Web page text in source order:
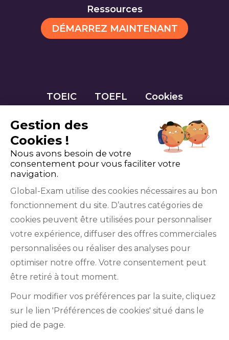
Ressources
DÉMARREZ MAINTENANT
TOEIC TOEFL Cookies
YouTube
institutions qui gèrent les examens officiels du
BRIGHT English, de l’IELTS, du TOEFL ITP®, des
Gestion des
Cookies !
Nous avons besoin de votre
consentement pour vous faciliter votre
navigation.
Global-Exam utilise des cookies nécessaires au bon
fonctionnement du site. D’autres catégories de
cookies peuvent être utilisées pour personnaliser
votre expérience, diffuser des offres commerciales
personnalisées ou réaliser des analyses pour
optimiser notre offre. Votre consentement peut
être retiré à tout moment.
Pour modifier vos préférences par la suite, cliquez
sur le lien 'Préférences de cookies' situé dans le
pied de page.